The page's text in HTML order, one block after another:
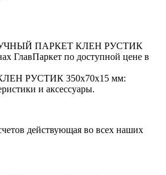
ПАРКЕТ КЛЕН РУСТИК
ГлавПаркет по доступной цене в
РУСТИК 350x70x15 мм:
и аксессуары.
действующая во всех наших